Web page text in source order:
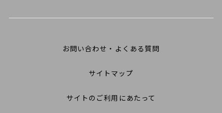
お問い合わせ・よくある質問
サイトマップ
サイトのご利用にあたって